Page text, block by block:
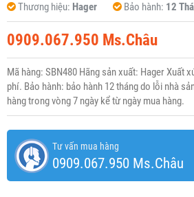
Thương hiệu: Hager Bảo hành: 12
0909.067.950 Ms.Châu
Mã hàng: SBN480 Hãng sản xuất: Hager Xuất
phí. Bảo hành: bảo hành 12 tháng do lỗi nhà
hàng trong vòng 7 ngày kể từ ngày mua hàng.
Tư vấn mua hàng
0909.067.950 Ms.Châu